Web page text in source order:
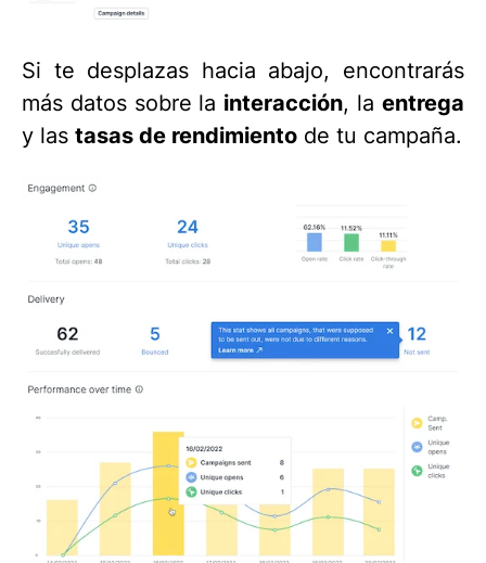
Si te desplazas hacia abajo, encontrarás
más datos sobre la interacción, laentrega
y las tasas de rendimiento de tu campaña.